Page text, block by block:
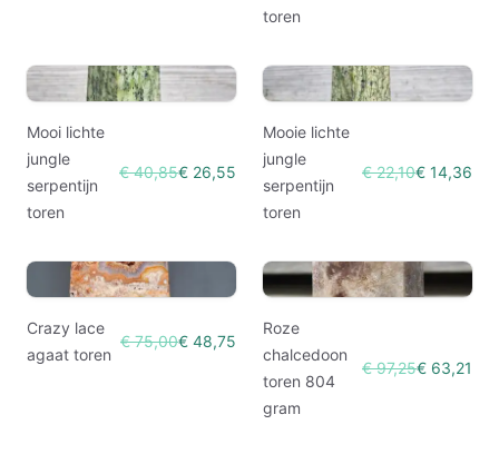
toren
Mooi lichte
jungle
serpentijn
toren
€ 40,85€ 26,55
Mooie lichte
jungle
serpentijn
toren
€ 22,10€ 14,36
Crazy lace
agaat toren
€ 75,00€ 48,75
Roze
chalcedoon
toren 804
gram
€ 97,25€ 63,21